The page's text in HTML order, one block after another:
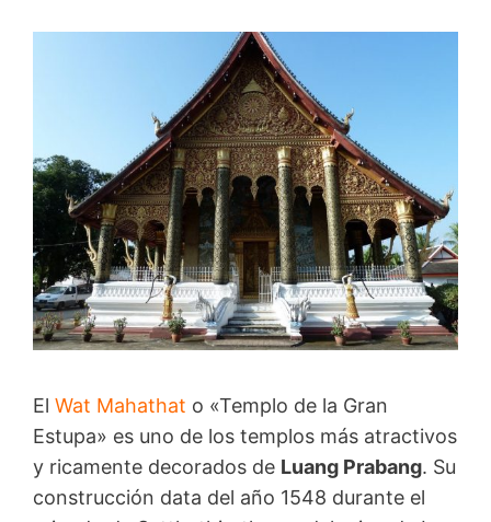
El Wat Mahathat o «Templo de la Gran
Estupa» es uno de los templos más atractivos
y ricamente decorados de Luang Prabang. Su
construcción data del año 1548 durante el